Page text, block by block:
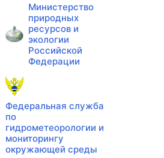
Министерство
природных
ресурсов и
экологии
Российской
Федерации
Федеральная служба
по
гидрометеорологии и
мониторингу
окружающей среды